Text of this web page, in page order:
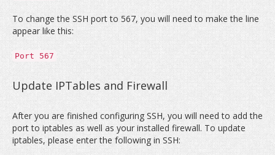
To change the SSH port to 567, you will need to make the line
appear like this:
Port 567
Update IPTables and Firewall
After you are finished configuring SSH, you will need to add the
port to iptables as well as your installed firewall. To update
iptables, please enter the following in SSH: